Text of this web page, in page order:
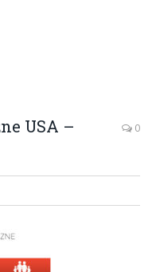
USA –
0